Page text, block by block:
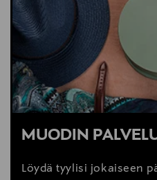
MUODIN
Löydä tyylisi jokaiseen